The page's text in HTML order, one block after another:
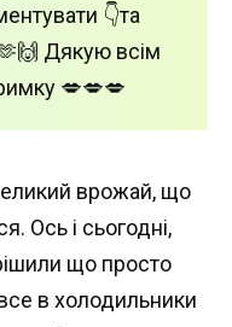
👇та
Дякую всім
💋💋💋
врожай, що
Ось і сьогодні,
що просто
в холодильники